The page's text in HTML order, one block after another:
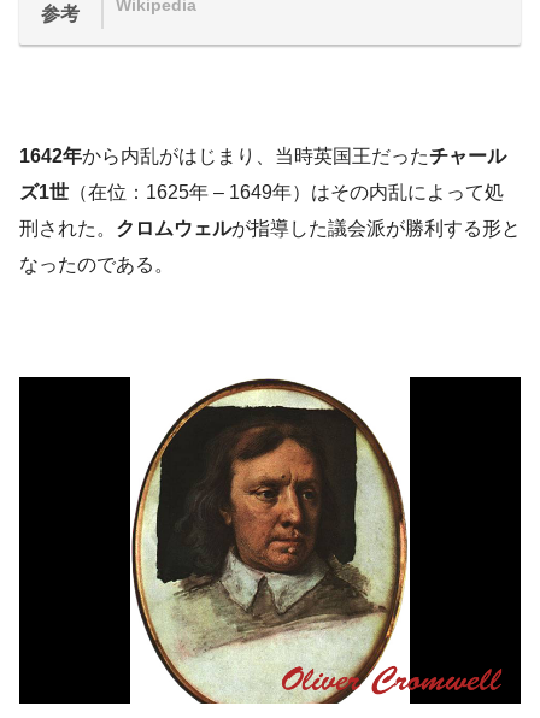
参考 Wikipedia
1642年から内乱がはじまり、当時英国王だったチャール
ズ1世 （在位：1625年 – 1649年）はその内乱によって処
刑された。 クロムウェルが指導した議会派が勝利する形と
なったのである。